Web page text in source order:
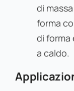
di
forma
di forma
a caldo.